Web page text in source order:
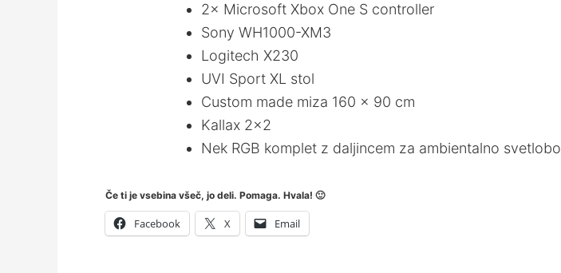
2× Microsoft Xbox One S controller
Sony WH1000-XM3
Logitech X230
UVI Sport XL stol
Custom made miza 160 × 90 cm
Kallax 2×2
Nek RGB komplet z daljincem za ambientalno svetlobo
Če ti je vsebina všeč, jo deli. Pomaga. Hvala! 🙂
Facebook X Email